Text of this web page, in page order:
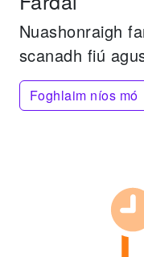
Nuashonraigh
scanadh fiú
Foghlaim níos mó